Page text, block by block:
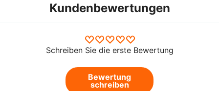
Kundenbewertungen
Schreiben Sie die erste Bewertung
Bewertung
schreiben